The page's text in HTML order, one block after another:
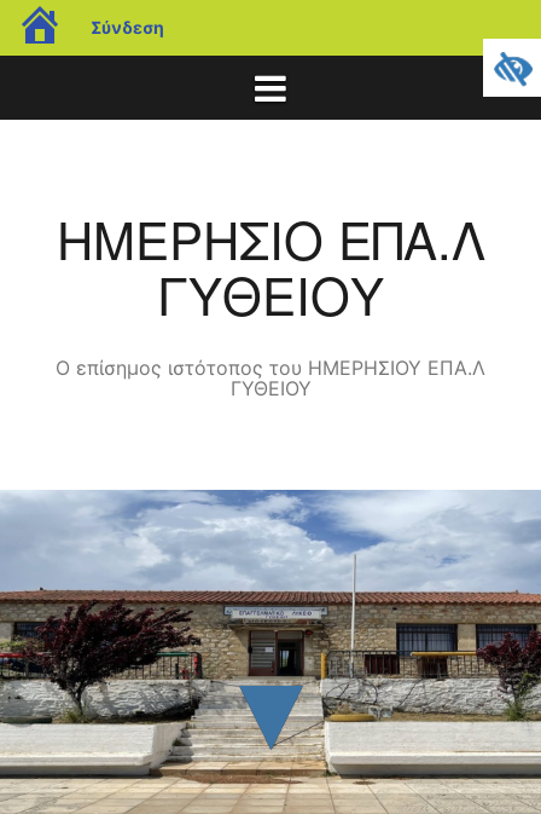
blogs.sch.gr
Σύνδεση
περιεχόμενο
ΗΜΕΡΗΣΙΟ ΕΠΑ.Λ
ΓΥΘΕΙΟΥ
Ο επίσημος ιστότοπος του ΗΜΕΡΗΣΙΟΥ ΕΠΑ.Λ
ΓΥΘΕΙΟΥ
▼